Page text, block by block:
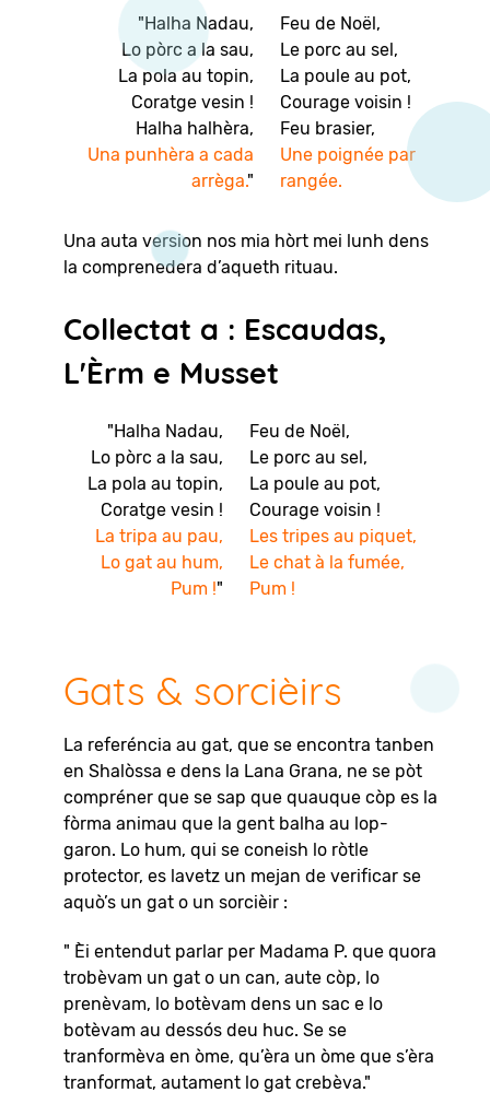
"Halha Nadau,
Lo pòrc a la sau,
La pola au topin,
Coratge vesin !
Halha halhèra,
Una punhèra a cada
arrèga."
Feu de Noël,
Le porc au sel,
La poule au pot,
Courage voisin !
Feu brasier,
Une poignée par
rangée.
Una auta version nos mia hòrt mei lunh dens
la comprenedera d’aqueth rituau.
Collectat a : Escaudas,
L'Èrm e Musset
"Halha Nadau,
Lo pòrc a la sau,
La pola au topin,
Coratge vesin !
La tripa au pau,
Lo gat au hum,
Pum !"
Feu de Noël,
Le porc au sel,
La poule au pot,
Courage voisin !
Les tripes au piquet,
Le chat à la fumée,
Pum !
Gats & sorcièirs
La referéncia au gat, que se encontra tanben
en Shalòssa e dens la Lana Grana, ne se pòt
compréner que se sap que quauque còp es la
fòrma animau que la gent balha au lop-
garon. Lo hum, qui se coneish lo ròtle
protector, es lavetz un mejan de verificar se
aquò’s un gat o un sorcièir :
" Èi entendut parlar per Madama P. que quora
trobèvam un gat o un can, aute còp, lo
prenèvam, lo botèvam dens un sac e lo
botèvam au dessós deu huc. Se se
tranformèva en òme, qu’èra un òme que s’èra
tranformat, autament lo gat crebèva."